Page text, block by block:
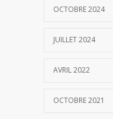
OCTOBRE 2024
JUILLET 2024
AVRIL 2022
OCTOBRE 2021